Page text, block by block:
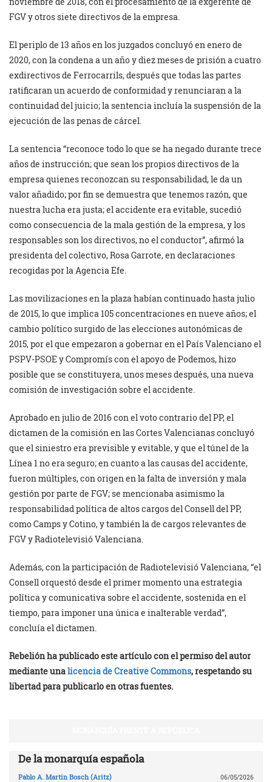
FGV y otros siete directivos de la empresa.
El periplo de 13 años en los juzgados concluyó en enero de
2020, con la condena a un año y diez meses de prisión a cuatro
exdirectivos de Ferrocarrils, después que todas las partes
ratificaran un acuerdo de conformidad y renunciaran a la
continuidad del juicio; la sentencia incluía la suspensión de la
ejecución de las penas de cárcel.
La sentencia “reconoce todo lo que se ha negado durante trece
años de instrucción; que sean los propios directivos de la
empresa quienes reconozcan su responsabilidad, le da un
valor añadido; por fin se demuestra que tenemos razón, que
nuestra lucha era justa; el accidente era evitable, sucedió
como consecuencia de la mala gestión de la empresa, y los
responsables son los directivos, no el conductor”, afirmó la
presidenta del colectivo, Rosa Garrote, en declaraciones
recogidas por la Agencia Efe.
Las movilizaciones en la plaza habían continuado hasta julio
de 2015, lo que implica 105 concentraciones en nueve años; el
cambio político surgido de las elecciones autonómicas de
2015, por el que empezaron a gobernar en el País Valenciano el
PSPV-PSOE y Compromís con el apoyo de Podemos, hizo
posible que se constituyera, unos meses después, una nueva
comisión de investigación sobre el accidente.
Aprobado en julio de 2016 con el voto contrario del PP, el
dictamen de la comisión en las Cortes Valencianas concluyó
que el siniestro era previsible y evitable, y que el túnel de la
Línea 1 no era seguro; en cuanto a las causas del accidente,
fueron múltiples, con origen en la falta de inversión y mala
gestión por parte de FGV; se mencionaba asimismo la
responsabilidad política de altos cargos del Consell del PP,
como Camps y Cotino, y también la de cargos relevantes de
FGV y Radiotelevisió Valenciana.
Además, con la participación de Radiotelevisió Valenciana, “el
Consell orquestó desde el primer momento una estrategia
política y comunicativa sobre el accidente, sostenida en el
tiempo, para imponer una única e inalterable verdad”,
concluía el dictamen.
Rebelión ha publicado este artículo con el permiso del autor
mediante unalicencia de Creative Commons, respetando su
libertad para publicarlo en otras fuentes.
De la monarquía española
Pablo A. Martin Bosch (Aritz) 06/05/2026